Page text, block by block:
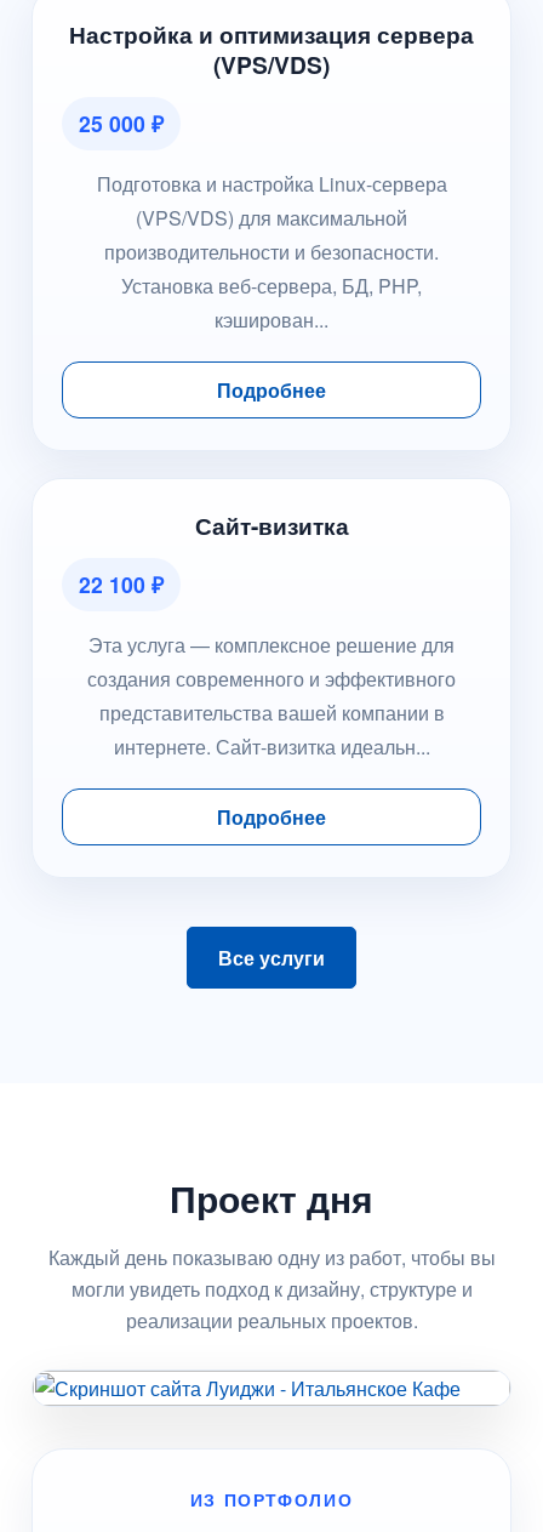
Настройка и оптимизация сервера
(VPS/VDS)
25 000 ₽
Подготовка и настройка Linux-сервера
(VPS/VDS) для максимальной
производительности и безопасности.
Установка веб-сервера, БД, PHP,
кэширован...
Подробнее
Сайт-визитка
22 100 ₽
Эта услуга — комплексное решение для
создания современного и эффективного
представительства вашей компании в
интернете. Сайт-визитка идеальн...
Подробнее
Все услуги
Проект дня
Каждый день показываю одну из работ, чтобы вы
могли увидеть подход к дизайну, структуре и
реализации реальных проектов.
ИЗ ПОРТФОЛИО